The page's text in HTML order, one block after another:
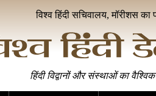
विश्व हिंदी सचिवालय, मॉरीशस का
हिंदी विद्वानों और संस्थाओं का